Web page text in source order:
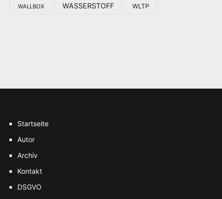
WALLBOX WASSERSTOFF WLTP
Startseite
Autor
Archiv
Kontakt
DSGVO